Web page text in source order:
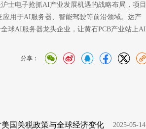
士电子抢抓AI产业发展机遇的战略布局，项目
用于AI服务器、智能驾驶等前沿领域。达产
球AI服务器龙头企业，让黄石PCB产业站上AI
分享：
2025-05-14
国关税政策与全球经济变化